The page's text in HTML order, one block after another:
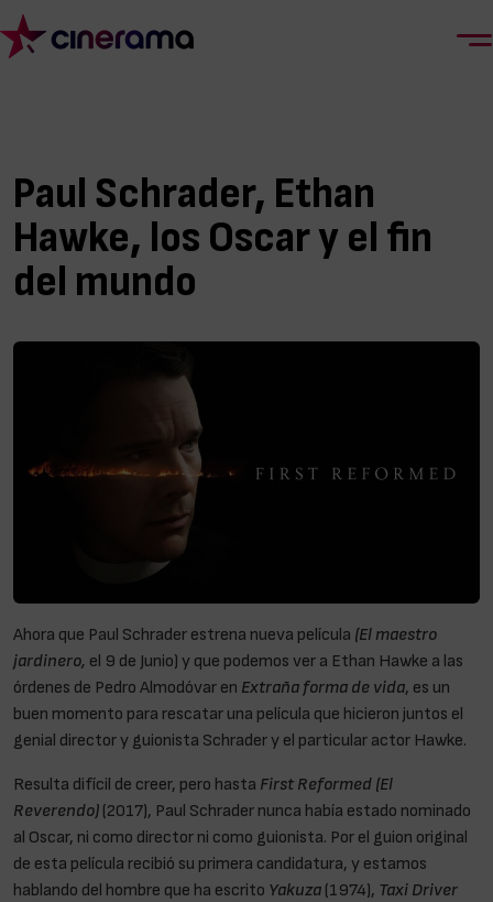
Paul Schrader, Ethan
Hawke, los Oscar y el fin
del mundo
Ahora que Paul Schrader estrena nueva película (El maestro
jardinero, el 9 de Junio) y que podemos ver a Ethan Hawke a las
órdenes de Pedro Almodóvar en Extraña forma de vida, es un
buen momento para rescatar una película que hicieron juntos el
genial director y guionista Schrader y el particular actor Hawke.
Resulta difícil de creer, pero hasta First Reformed (El
Reverendo) (2017), Paul Schrader nunca había estado nominado
al Oscar, ni como director ni como guionista. Por el guion original
de esta película recibió su primera candidatura, y estamos
hablando del hombre que ha escrito Yakuza (1974), Taxi Driver